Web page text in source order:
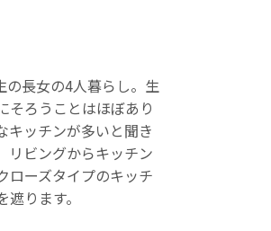
の長女の4人暮らし。生
そろうことはほぼあり
キッチンが多いと聞き
リビングからキッチン
ローズタイプのキッチ
ります。